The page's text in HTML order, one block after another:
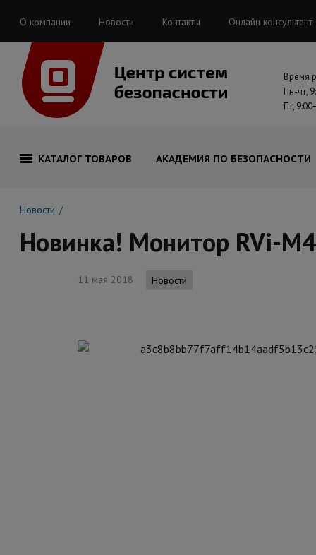
О компании Новости Контакты Онлайн консультант
Время
Пн-чт,
Пт,
КАТАЛОГ ТОВАРОВ АКАДЕМИЯ ПО БЕЗОПАСНОСТИ
Новости
Новинка! Монитор RVi-
11 мая 2018 Новости